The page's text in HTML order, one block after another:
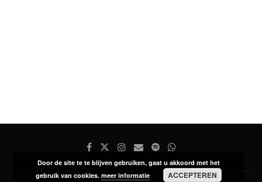
Door de site te te blijven gebruiken, gaat u akkoord met het
gebruik van cookies.meer informatie ACCEPTEREN